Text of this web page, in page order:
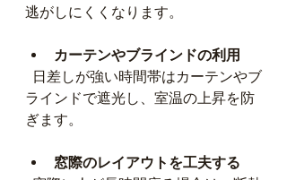
逃がしにくくなります。
カーテンやブラインドの利用
ラインドで遮光し、室温の上昇を防
ぎます。
窓際のレイアウトを工夫する